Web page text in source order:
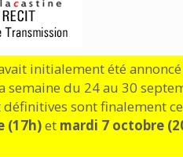
avait initialement été
semaine du 24 au 30
définitives sont finalement
(17h)et mardi 7 octobre